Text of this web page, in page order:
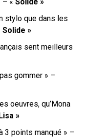
stylo que dans les
Solide »
sent meilleurs
gommer » –
oeuvres, qu’Mona
»
3 points manqué » –